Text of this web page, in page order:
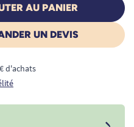
AU PANIER
UN DEVIS
d'achats